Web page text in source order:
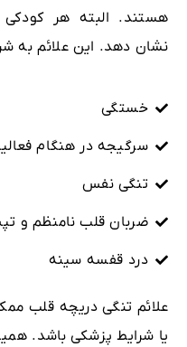
هستند. البته هر
نشان دهد. این علائم به
خستگی
سرگیجه در هنگام
تنگی نفس
ضربان قلب نامنظم و
درد قفسه سینه
علائم تنگی دریچه قلب
یا شرایط پزشکی باشد.